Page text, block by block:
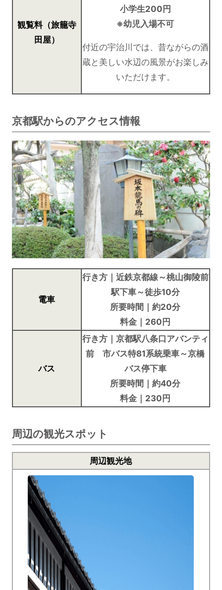
観覧料（旅籠寺
田屋）
小学生200円
※幼児入場不可
付近の宇治川では、昔ながらの酒
蔵と美しい水辺の風景がお楽しみ
いただけます。
京都駅からのアクセス情報
電車
行き方｜近鉄京都線～桃山御陵前
駅下車～徒歩10分
所要時間｜約20分
料金｜260円
バス
行き方｜京都駅八条口アバンティ
前 市バス特81系統乗車～京橋
バス停下車
所要時間｜約40分
料金｜230円
周辺の観光スポット
周辺観光地